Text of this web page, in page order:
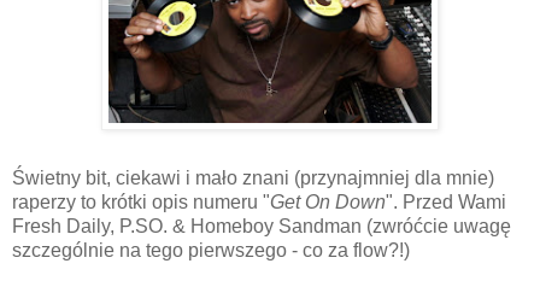
Świetny bit, ciekawi i mało znani (przynajmniej dla mnie)
raperzy to krótki opis numeru "Get On Down". Przed Wami
Fresh Daily, P.SO. & Homeboy Sandman (zwróćcie uwagę
szczególnie na tego pierwszego - co za flow?!)